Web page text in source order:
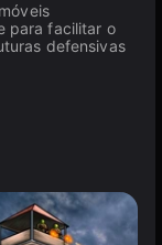
para facilitar o
defensivas